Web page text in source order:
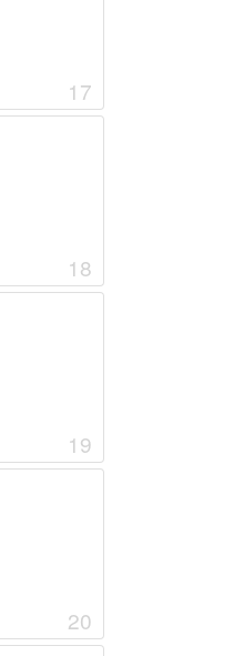
17
18
19
20